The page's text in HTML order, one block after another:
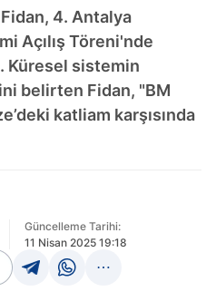
Fidan, 4. Antalya
Açılış Töreni'nde
Küresel sistemin
belirten Fidan, "BM
katliam karşısında
Güncelleme Tarihi:
11 Nisan 2025 19:18